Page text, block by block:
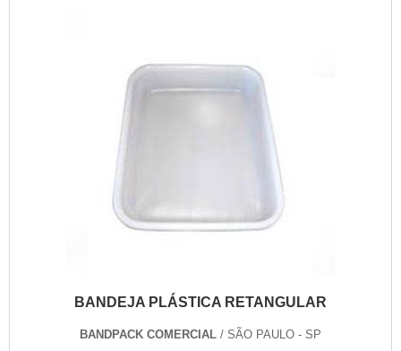
BANDEJA PLÁSTICA RETANGULAR
BANDPACK COMERCIAL / SÃO PAULO - SP